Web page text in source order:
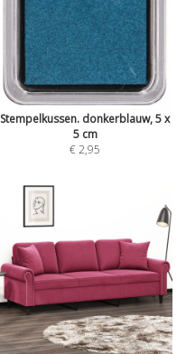
Stempelkussen. donkerblauw, 5 x
5 cm
€ 2,95